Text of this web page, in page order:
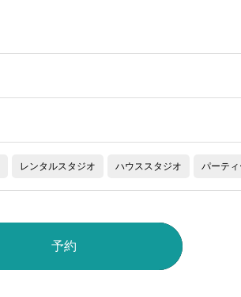
レンタルスタジオ ハウススタジオ パーテ
予約